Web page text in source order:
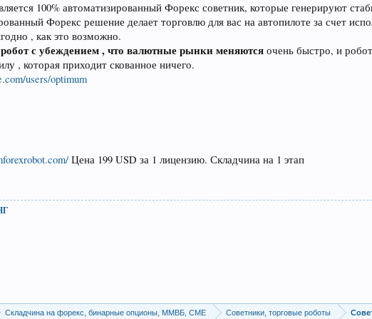
100% автоматизированный Форекс советник, которые генерируют
Форекс решение делает торговлю для вас на автопилоте за счет
, как это возможно.
с убеждением , что валютные рынки меняются очень быстро, и
, которая приходит скованное ничего.
users/optimum
Цена 199 USD за 1 лицензию. Складчина на 1 этап
Складчина на форекс, бинарные опционы, ММВБ, CME Советники, торговые роботы